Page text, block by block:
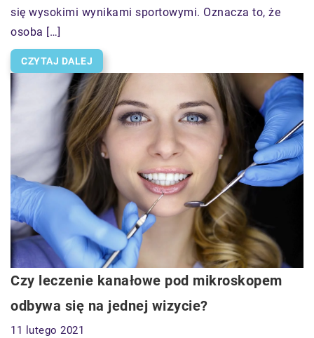
się wysokimi wynikami sportowymi. Oznacza to, że
osoba […]
CZYTAJ DALEJ
Czy leczenie kanałowe pod mikroskopem
odbywa się na jednej wizycie?
11 lutego 2021